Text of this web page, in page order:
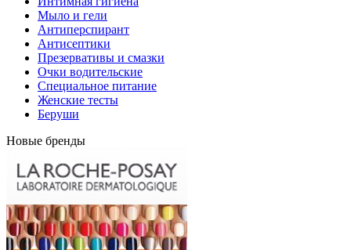
Мыло и гели
Антиперспирант
Антисептики
Презервативы и смазки
Очки водительские
Специальное питание
Женские тесты
Беруши
Новые бренды